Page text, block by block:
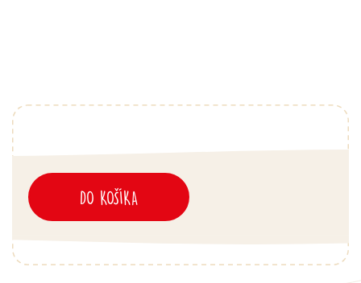
DO KOŠÍKA